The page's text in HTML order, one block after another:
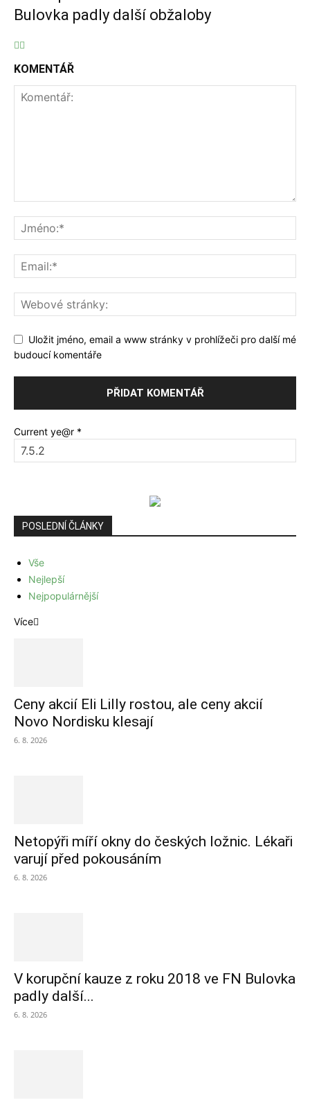
Bulovka padly další obžaloby
KOMENTÁŘ
Uložit jméno, email a www stránky v prohlížeči pro další mé
budoucí komentáře
Current ye@r *
POSLEDNÍ ČLÁNKY
Vše
Nejlepší
Nejpopulárnější
Více
Ceny akcií Eli Lilly rostou, ale ceny akcií
Novo Nordisku klesají
6. 8. 2026
Netopýři míří okny do českých ložnic. Lékaři
varují před pokousáním
6. 8. 2026
V korupční kauze z roku 2018 ve FN Bulovka
padly další...
6. 8. 2026